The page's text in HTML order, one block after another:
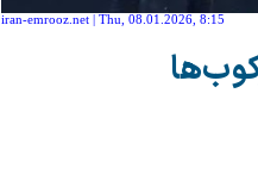
iran-emrooz.net | Thu, 08.01.2026, 8:15